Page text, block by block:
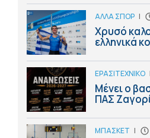
ΑΛΛΑ ΣΠΟΡ |
Χρυσό
ελληνικά
ΕΡΑΣΙΤΕΧΝΙΚΟ
Μένει ο
ΠΑΣ
ΜΠΑΣΚΕΤ |